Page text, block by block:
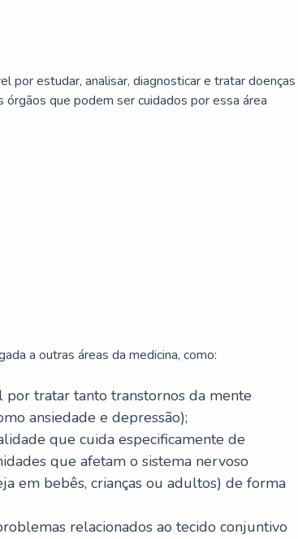
por estudar, analisar, diagnosticar e tratar doenças
que podem ser cuidados por essa área
a outras áreas da medicina, como:
por tratar tanto transtornos da mente
ansiedade e depressão);
que cuida especificamente de
que afetam o sistema nervoso
em bebês, crianças ou adultos) de forma
relacionados ao tecido conjuntivo